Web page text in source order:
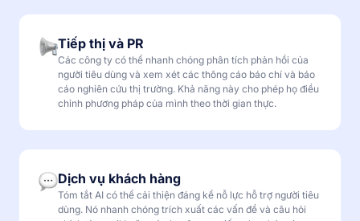
Tiếp thị và PR
Các công ty có thể nhanh chóng phân tích phản hồi của
người tiêu dùng và xem xét các thông cáo báo chí và báo
cáo nghiên cứu thị trường. Khả năng này cho phép họ điều
chỉnh phương pháp của mình theo thời gian thực.
Dịch vụ khách hàng
Tóm tắt AI có thể cải thiện đáng kể nỗ lực hỗ trợ người tiêu
dùng. Nó nhanh chóng trích xuất các vấn đề và câu hỏi